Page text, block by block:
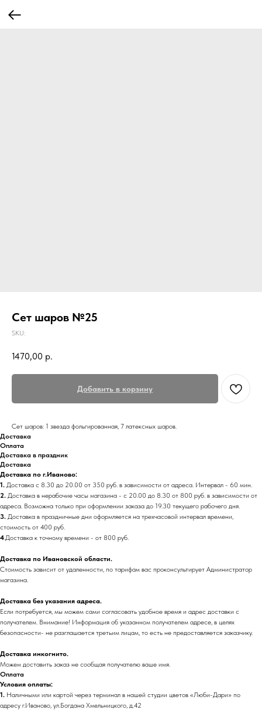
Сет шаров №25
SKU:
1470,00 р.
Добавить в корзину
Сет шаров: 1 звезда фольгированная, 7 латексных шаров.
Доставка
Оплата
Доставка в праздник
Доставка
Доставка по г.Иваново:
1. Доставка с 8.30 до 20.00 от 350 руб. в зависимости от адреса. Интервал - 60 мин.
2. Доставка в нерабочие часы магазина - с 20.00 до 8.30 от 800 руб. в зависимости от
адреса. Возможна только при оформлении заказа до 19.30 текущего рабочего дня.
3. Доставка в праздничные дни оформляется на трехчасовой интервал времени,
стоимость от 400 руб.
4.Доставка к точному времени - от 800 руб.
Доставка по Ивановской области.
Стоимость зависит от удаленности, по тарифам вас проконсультирует Администратор
магазина.
Доставка без указания адреса.
Если потребуется, мы можем сами согласовать удобное время и адрес доставки с
получателем. Внимание! Информация об указанном получателем адресе, в целях
безопасности- не разглашается третьим лицам, то есть не предоставляется заказчику.
Доставка инкогнито.
Можем доставить заказ не сообщая получателю ваше имя.
Оплата
Условия оплаты:
1. Наличными или картой через терминал в нашей студии цветов «Люби-Дари» по
адресу г.Иваново, ул.Богдана Хмельницкого, д.42